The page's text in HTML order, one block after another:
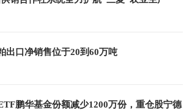
出口净销售位于20到60万吨
鹏华基金份额减少1200万份，重仓股宁德